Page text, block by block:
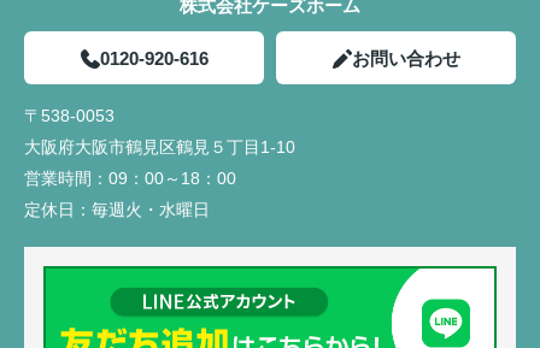
株式会社ケーズホーム
0120-920-616 お問い合わせ
〒538-0053
大阪府大阪市鶴見区鶴見５丁目1-10
営業時間： 09：00～18：00
定休日： 毎週火・水曜日